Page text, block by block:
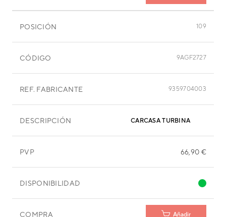
POSICIÓN 109
CÓDIGO 9AGF2727
REF. FABRICANTE 9359704003
DESCRIPCIÓN CARCASA TURBINA
PVP 66,90 €
DISPONIBILIDAD
COMPRA Añadir